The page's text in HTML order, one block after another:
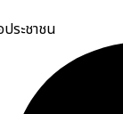
ระชาชน